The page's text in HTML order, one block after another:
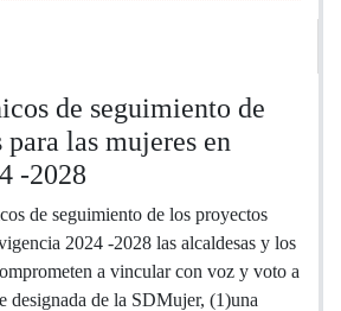
de seguimiento de
las mujeres en
-2028
de seguimiento de los proyectos
2024 -2028 las alcaldesas y los
a vincular con voz y voto a
designada de la SDMujer, (1)una